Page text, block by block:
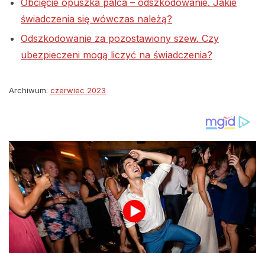
Obcięcie opuszka palca – odszkodowanie. Jakie
świadczenia się wówczas należą?
Odszkodowanie za pozostawiony szew. Czy
ubezpieczeni mogą liczyć na świadczenia?
Archiwum: czerwiec 2023